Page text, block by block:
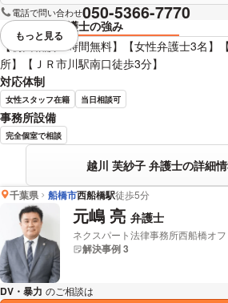
電話で問い合わせ050-5366-7770
弁護士の強み
【初回相談１時間無料】【女性弁護士3名】
所】【ＪＲ市川駅南口徒歩3分】
対応体制
女性スタッフ在籍 当日相談可
事務所設備
完全個室で相談
越川 芙紗子 弁護士の詳細
視覚的に省略されている要素を
もっと見る
千葉県 船橋市西船橋駅徒歩5分
元嶋 亮 弁護士
ネクスパート法律事務所西船橋オフ
解決事例 3
DV・暴力 のご相談は